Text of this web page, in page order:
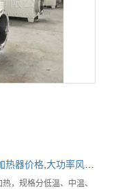
热器价格 大功率风道加热器厂家
，规格分低温、中温、